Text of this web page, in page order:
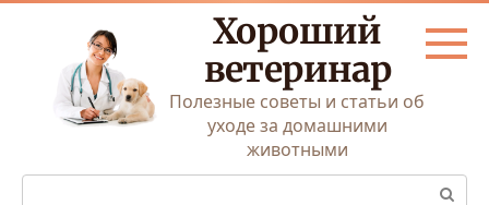
Перейти
Хороший
ветеринар
Полезные советы и статьи об
уходе за домашними
животными
Поиск: